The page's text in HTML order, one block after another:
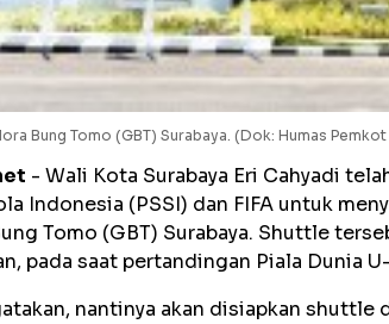
Bung Tomo (GBT) Surabaya. (Dok: Humas
- Wali Kota Surabaya Eri Cahyadi
Indonesia (PSSI) dan FIFA untuk
Tomo (GBT) Surabaya. Shuttle
pada saat pertandingan Piala Dunia
nantinya akan disiapkan shuttle